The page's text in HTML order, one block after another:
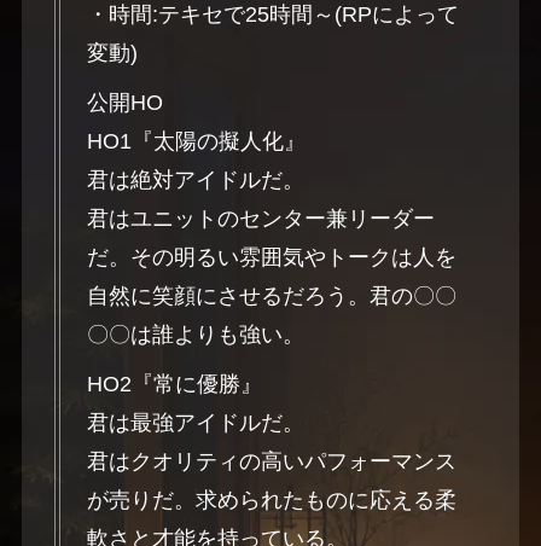
・時間:テキセで25時間～(RPによって
変動)
公開HO
HO1『太陽の擬人化』
君は絶対アイドルだ。
君はユニットのセンター兼リーダー
だ。その明るい雰囲気やトークは人を
自然に笑顔にさせるだろう。君の〇〇
〇〇は誰よりも強い。
HO2『常に優勝』
君は最強アイドルだ。
君はクオリティの高いパフォーマンス
が売りだ。求められたものに応える柔
軟さと才能を持っている。